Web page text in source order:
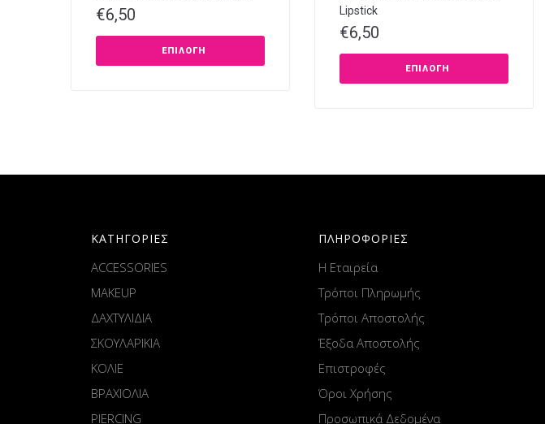
€6,50
ΕΠΙΛΟΓΉ
Lipstick
€6,50
ΕΠΙΛΟΓΉ
ΚΑΤΗΓΟΡΙΕΣ
ACCESSORIES
MAKEUP
ΔΑΧΤΥΛΙΔΙΑ
ΣΚΟΥΛΑΡΙΚΙΑ
ΚΟΛΙΕ
ΒΡΑΧΙΟΛΙΑ
PIERCING
ΠΛΗΡΟΦΟΡΙΕΣ
Η Εταιρεία
Τρόποι Πληρωμής
Τρόποι Αποστολής
Έξοδα Αποστολής
Επιστροφές
Όροι Χρήσης
Προσωπικά Δεδομένα